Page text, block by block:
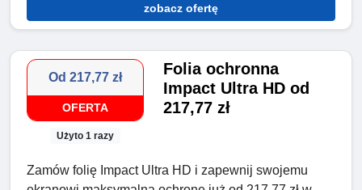
zobacz ofertę
Od 217,77 zł
OFERTA
Użyto 1 razy
Folia ochronna
Impact Ultra HD od
217,77 zł
Zamów folię Impact Ultra HD i zapewnij swojemu